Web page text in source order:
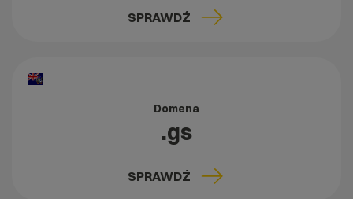
SPRAWDŹ
Domena
.gs
SPRAWDŹ